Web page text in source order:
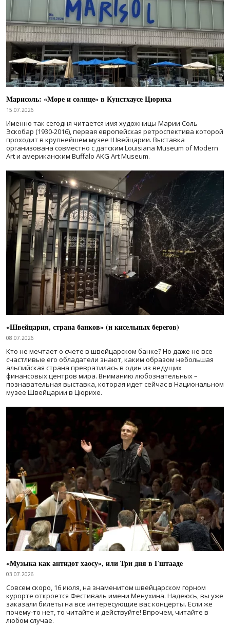
Марисоль: «Море и солнце» в Кунстхаусе Цюриха
15.07.2026
Именно так сегодня читается имя художницы Марии Соль
Эскобар (1930-2016), первая европейская ретроспектива которой
проходит в крупнейшем музее Швейцарии. Выставка
организована совместно с датским Louisiana Museum of Modern
Art и американским Buffalo AKG Art Museum.
«Швейцария, страна банков» (и кисельных берегов)
08.07.2026
Кто не мечтает о счете в швейцарском банке? Но даже не все
счастливые его обладатели знают, каким образом небольшая
альпийская страна превратилась в один из ведущих
финансовых центров мира. Вниманию любознательных –
познавательная выставка, которая идет сейчас в Национальном
музее Швейцарии в Цюрихе.
«Музыка как антидот хаосу», или Три дня в Гштааде
03.07.2026
Совсем скоро, 16 июля, на знаменитом швейцарском горном
курорте откроется Фестиваль имени Менухина. Надеюсь, вы уже
заказали билеты на все интересующие вас концерты. Если же
почему-то нет, то читайте и действуйте! Впрочем, читайте в
любом случае.